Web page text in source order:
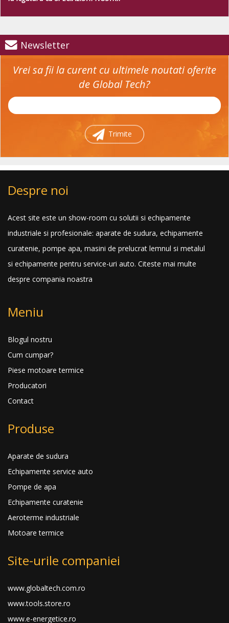
Newsletter
Vrei sa fii la curent cu ultimele noutati oferite
de Global Tech?
Trimite
Despre noi
Acest site este un show-room cu solutii si echipamente
industriale si profesionale: aparate de sudura, echipamente
curatenie, pompe apa, masini de prelucrat lemnul si metalul
si echipamente pentru service-uri auto. Citeste mai multe
despre compania noastra
Meniu
Blogul nostru
Cum cumpar?
Piese motoare termice
Producatori
Contact
Produse
Aparate de sudura
Echipamente service auto
Pompe de apa
Echipamente curatenie
Aeroterme industriale
Motoare termice
Site-urile companiei
www.globaltech.com.ro
www.tools.store.ro
www.e-energetice.ro